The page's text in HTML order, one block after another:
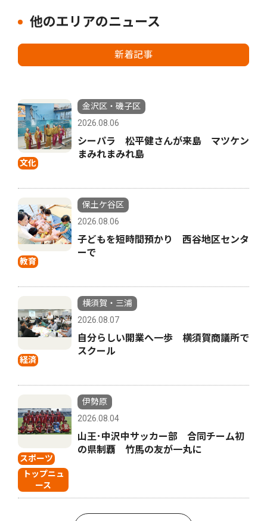
他のエリアのニュース
新着記事
文化
金沢区・磯子区
2026.08.06
シーパラ 松平健さんが来島 マツケン
まみれまみれ島
教育
保土ケ谷区
2026.08.06
子どもを短時間預かり 西谷地区センタ
ーで
経済
横須賀・三浦
2026.08.07
自分らしい開業へ一歩 横須賀商議所で
スクール
スポーツ
トップニュ
ース
伊勢原
2026.08.04
山王･中沢中サッカー部 合同チーム初
の県制覇 竹馬の友が一丸に